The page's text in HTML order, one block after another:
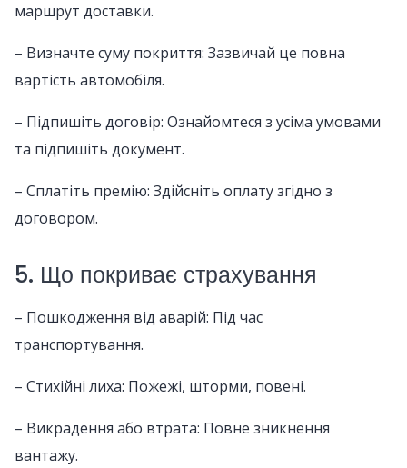
маршрут доставки.
– Визначте суму покриття: Зазвичай це повна
вартість автомобіля.
– Підпишіть договір: Ознайомтеся з усіма умовами
та підпишіть документ.
– Сплатіть премію: Здійсніть оплату згідно з
договором.
5. Що покриває страхування
– Пошкодження від аварій: Під час
транспортування.
– Стихійні лиха: Пожежі, шторми, повені.
– Викрадення або втрата: Повне зникнення
вантажу.